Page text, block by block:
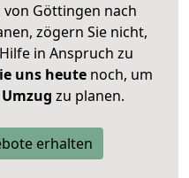
von Göttingen nach
zögern Sie nicht,
in Anspruch zu
uns heutenoch, um
zu planen.
erhalten